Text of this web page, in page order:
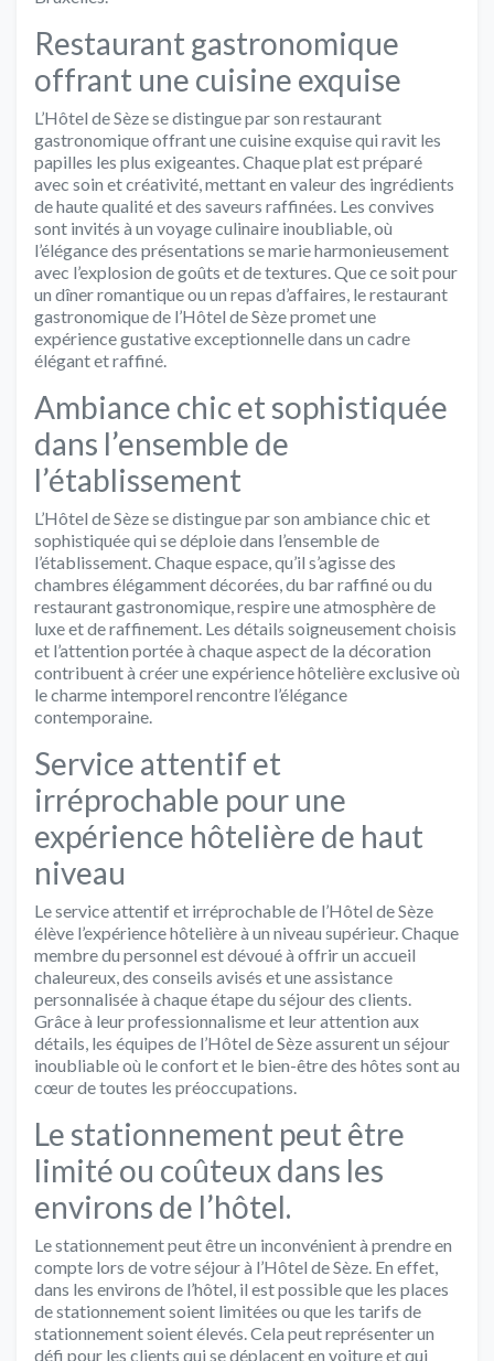
Restaurant gastronomique
offrant une cuisine exquise
L’Hôtel de Sèze se distingue par son restaurant
gastronomique offrant une cuisine exquise qui ravit les
papilles les plus exigeantes. Chaque plat est préparé
avec soin et créativité, mettant en valeur des ingrédients
de haute qualité et des saveurs raffinées. Les convives
sont invités à un voyage culinaire inoubliable, où
l’élégance des présentations se marie harmonieusement
avec l’explosion de goûts et de textures. Que ce soit pour
un dîner romantique ou un repas d’affaires, le restaurant
gastronomique de l’Hôtel de Sèze promet une
expérience gustative exceptionnelle dans un cadre
élégant et raffiné.
Ambiance chic et sophistiquée
dans l’ensemble de
l’établissement
L’Hôtel de Sèze se distingue par son ambiance chic et
sophistiquée qui se déploie dans l’ensemble de
l’établissement. Chaque espace, qu’il s’agisse des
chambres élégamment décorées, du bar raffiné ou du
restaurant gastronomique, respire une atmosphère de
luxe et de raffinement. Les détails soigneusement choisis
et l’attention portée à chaque aspect de la décoration
contribuent à créer une expérience hôtelière exclusive où
le charme intemporel rencontre l’élégance
contemporaine.
Service attentif et
irréprochable pour une
expérience hôtelière de haut
niveau
Le service attentif et irréprochable de l’Hôtel de Sèze
élève l’expérience hôtelière à un niveau supérieur. Chaque
membre du personnel est dévoué à offrir un accueil
chaleureux, des conseils avisés et une assistance
personnalisée à chaque étape du séjour des clients.
Grâce à leur professionnalisme et leur attention aux
détails, les équipes de l’Hôtel de Sèze assurent un séjour
inoubliable où le confort et le bien-être des hôtes sont au
cœur de toutes les préoccupations.
Le stationnement peut être
limité ou coûteux dans les
environs de l’hôtel.
Le stationnement peut être un inconvénient à prendre en
compte lors de votre séjour à l’Hôtel de Sèze. En effet,
dans les environs de l’hôtel, il est possible que les places
de stationnement soient limitées ou que les tarifs de
stationnement soient élevés. Cela peut représenter un
défi pour les clients qui se déplacent en voiture et qui